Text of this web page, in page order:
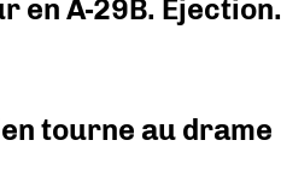
en A-29B. Ejection.
tourne au drame